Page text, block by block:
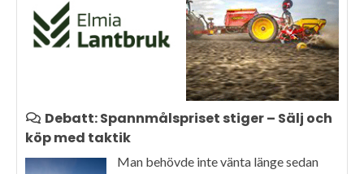
Debatt: Spannmålspriset stiger – Sälj och
köp med taktik
Man behövde inte vänta länge sedan